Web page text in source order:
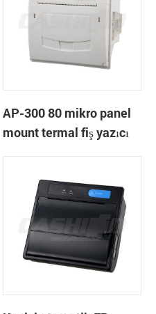
AP-300 80 mikro panel
mount termal fiş yazıcı